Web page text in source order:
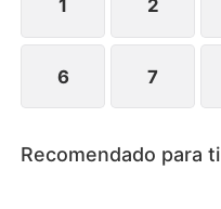
1 2
6 7
Recomendado para ti